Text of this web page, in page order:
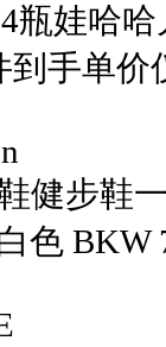
瓶娃哈
手单价
健步鞋
色